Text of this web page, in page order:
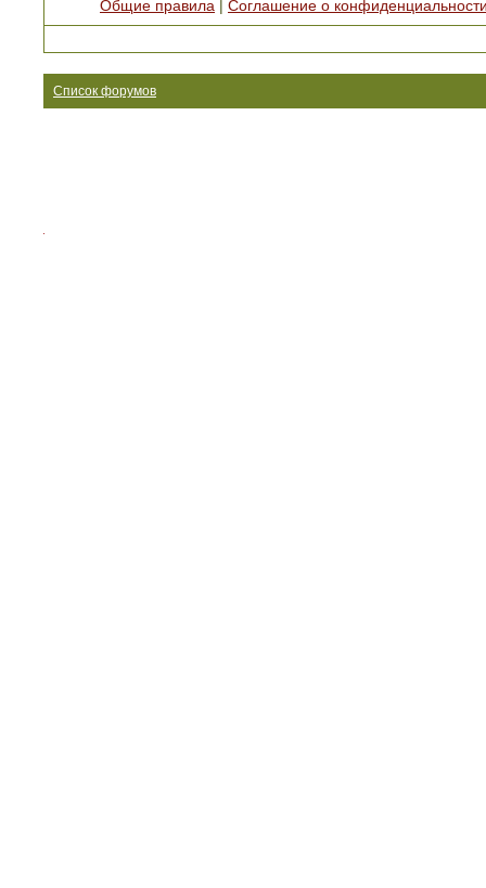
Общие правила
Соглашение о
Список форумов